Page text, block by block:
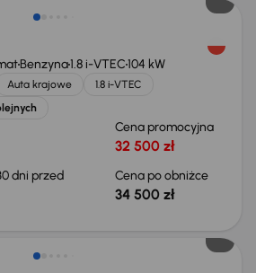
Benzyna1.8 i-VTEC104 kW
Auta krajowe
1.8 i-VTEC
Cena promocyjna
32 500 zł
dni przed
Cena po obniżce
34 500 zł